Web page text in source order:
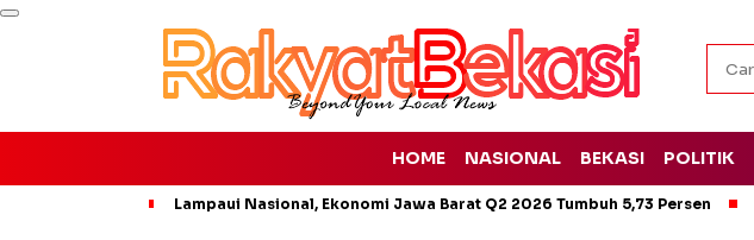
HOME NASIONAL BEKASI POLITIK
Lampaui Nasional, Ekonomi Jawa Barat Q2 2026 Tumbuh 5,73 Persen